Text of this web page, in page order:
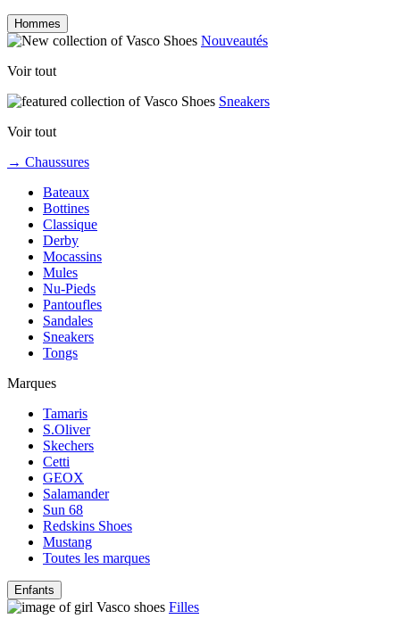
Hommes
Nouveautés
Voir tout
Sneakers
Voir tout
→ Chaussures
Bateaux
Bottines
Classique
Derby
Mocassins
Mules
Nu-Pieds
Pantoufles
Sandales
Sneakers
Tongs
Marques
Tamaris
S.Oliver
Skechers
Cetti
GEOX
Salamander
Sun 68
Redskins Shoes
Mustang
Toutes les marques
Enfants
Filles